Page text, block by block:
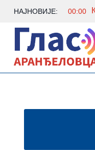
НАЈНОВИЈЕ: 00:00